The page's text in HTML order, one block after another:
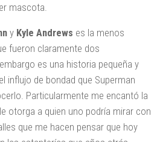
mascota.
y Kyle Andrews es la menos
fueron claramente dos
es una historia pequeña y
influjo de bondad que Superman
Particularmente me encantó la
otorga a quien uno podría mirar con
que me hacen pensar que hoy